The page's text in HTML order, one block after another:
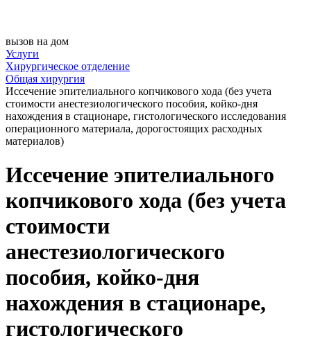
вызов на дом
Услуги
Хирургическое отделение
Общая хирургия
Иссечение эпителиального копчикового хода (без учета
стоимости анестезиологического пособия, койко-дня
нахождения в стационаре, гистологического исследования
операционного материала, дорогостоящих расходных
материалов)
Иссечение эпителиального
копчикового хода (без учета
стоимости
анестезиологического
пособия, койко-дня
нахождения в стационаре,
гистологического